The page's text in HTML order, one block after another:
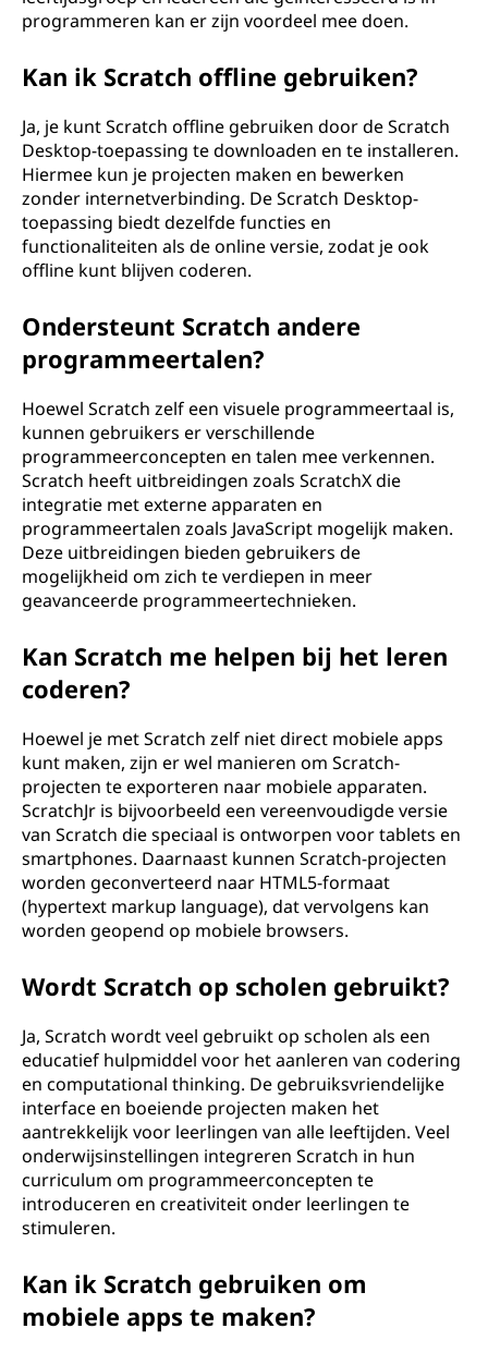
programmeren kan er zijn voordeel mee doen.
Kan ik Scratch offline gebruiken?
Ja, je kunt Scratch offline gebruiken door de Scratch
Desktop-toepassing te downloaden en te installeren.
Hiermee kun je projecten maken en bewerken
zonder internetverbinding. De Scratch Desktop-
toepassing biedt dezelfde functies en
functionaliteiten als de online versie, zodat je ook
offline kunt blijven coderen.
Ondersteunt Scratch andere
programmeertalen?
Hoewel Scratch zelf een visuele programmeertaal is,
kunnen gebruikers er verschillende
programmeerconcepten en talen mee verkennen.
Scratch heeft uitbreidingen zoals ScratchX die
integratie met externe apparaten en
programmeertalen zoals JavaScript mogelijk maken.
Deze uitbreidingen bieden gebruikers de
mogelijkheid om zich te verdiepen in meer
geavanceerde programmeertechnieken.
Kan Scratch me helpen bij het leren
coderen?
Hoewel je met Scratch zelf niet direct mobiele apps
kunt maken, zijn er wel manieren om Scratch-
projecten te exporteren naar mobiele apparaten.
ScratchJr is bijvoorbeeld een vereenvoudigde versie
van Scratch die speciaal is ontworpen voor tablets en
smartphones. Daarnaast kunnen Scratch-projecten
worden geconverteerd naar HTML5-formaat
(hypertext markup language), dat vervolgens kan
worden geopend op mobiele browsers.
Wordt Scratch op scholen gebruikt?
Ja, Scratch wordt veel gebruikt op scholen als een
educatief hulpmiddel voor het aanleren van codering
en computational thinking. De gebruiksvriendelijke
interface en boeiende projecten maken het
aantrekkelijk voor leerlingen van alle leeftijden. Veel
onderwijsinstellingen integreren Scratch in hun
curriculum om programmeerconcepten te
introduceren en creativiteit onder leerlingen te
stimuleren.
Kan ik Scratch gebruiken om
mobiele apps te maken?